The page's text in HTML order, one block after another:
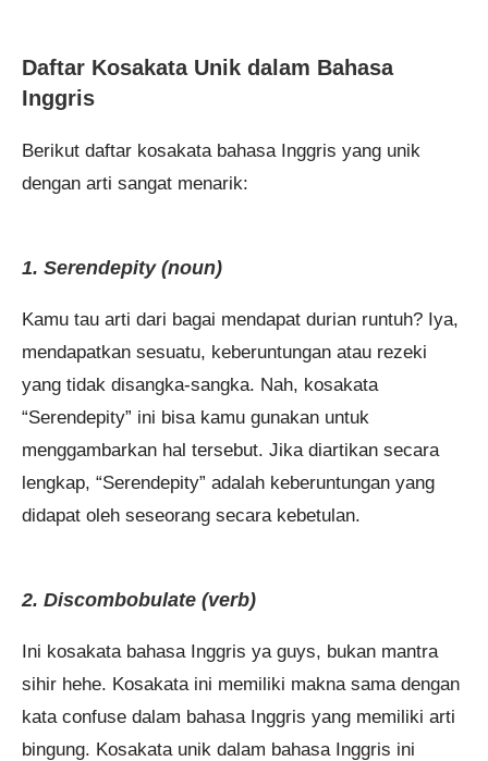
Daftar Kosakata Unik dalam Bahasa
Inggris
Berikut daftar kosakata bahasa Inggris yang unik
dengan arti sangat menarik:
1. Serendepity (noun)
Kamu tau arti dari bagai mendapat durian runtuh? Iya,
mendapatkan sesuatu, keberuntungan atau rezeki
yang tidak disangka-sangka. Nah, kosakata
“Serendepity” ini bisa kamu gunakan untuk
menggambarkan hal tersebut. Jika diartikan secara
lengkap, “Serendepity” adalah keberuntungan yang
didapat oleh seseorang secara kebetulan.
2. Discombobulate (verb)
Ini kosakata bahasa Inggris ya guys, bukan mantra
sihir hehe. Kosakata ini memiliki makna sama dengan
kata confuse dalam bahasa Inggris yang memiliki arti
bingung. Kosakata unik dalam bahasa Inggris ini